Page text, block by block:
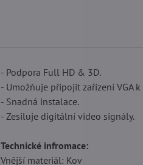
- Podpora Full HD & 3D.
- Umožňuje připojit zařízení VGA
- Snadná instalace.
- Zesiluje digitální video signály.
Technické infromace:
Vnější materiál: Kov